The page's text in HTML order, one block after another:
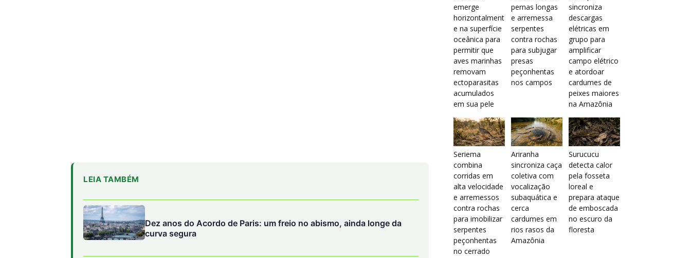
LEIA TAMBÉM
Dez anos do Acordo de Paris: um freio no abismo, ainda longe da
curva segura
emerge
horizontalment
e na superfície
oceânica para
permitir que
aves marinhas
removam
ectoparasitas
acumulados
em sua pele
pernas longas
e arremessa
serpentes
contra rochas
para subjugar
presas
peçonhentas
nos campos
sincroniza
descargas
elétricas em
grupo para
amplificar
campo elétrico
e atordoar
cardumes de
peixes maiores
na Amazônia
Seriema
combina
corridas em
alta velocidade
e arremessos
contra rochas
para imobilizar
serpentes
peçonhentas
no cerrado
Ariranha
sincroniza caça
coletiva com
vocalização
subaquática e
cerca
cardumes em
rios rasos da
Amazônia
Surucucu
detecta calor
pela fosseta
loreal e
prepara ataque
de emboscada
no escuro da
floresta